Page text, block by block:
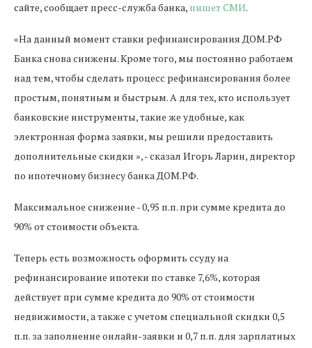
сайте, сообщает пресс-служба банка, пишет СМИ.
«На данный момент ставки рефинансирования ДОМ.РФ
Банка снова снижены. Кроме того, мы постоянно работаем
над тем, чтобы сделать процесс рефинансирования более
простым, понятным и быстрым. А для тех, кто использует
банковские инструменты, такие же удобные, как
электронная форма заявки, мы решили предоставить
дополнительные скидки », - сказал Игорь Ларин, директор
по ипотечному бизнесу банка ДОМ.РФ.
Максимальное снижение - 0,95 п.п. при сумме кредита до
90% от стоимости объекта.
Теперь есть возможность оформить ссуду на
рефинансирование ипотеки по ставке 7,6%, которая
действует при сумме кредита до 90% от стоимости
недвижимости, а также с учетом специальной скидки 0,5
п.п. за заполнение онлайн-заявки и 0,7 п.п. для зарплатных